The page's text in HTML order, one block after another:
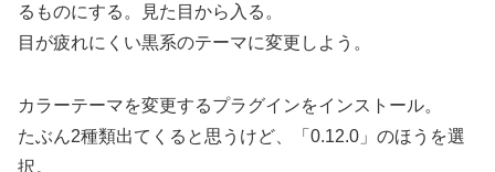
るものにする。見た目から入る。
目が疲れにくい黒系のテーマに変更しよう。
カラーテーマを変更するプラグインをインストール。
たぶん2種類出てくると思うけど、「0.12.0」のほうを選
択。